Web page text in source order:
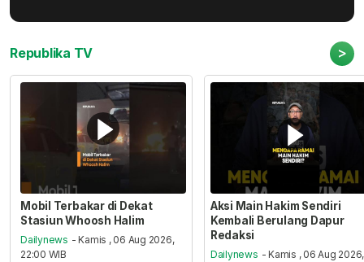
Republika TV >
Mobil Terbakar di Dekat
Stasiun Whoosh Halim
Dailynews - Kamis , 06 Aug 2026,
22:00 WIB
Aksi Main Hakim Sendiri
Kembali Berulang Dapur
Redaksi
Dailynews - Kamis , 06 Aug 2026,